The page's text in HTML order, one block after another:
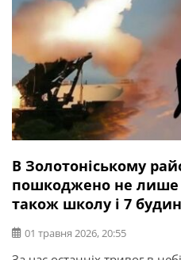
В Золотоніському
пошкоджено не лише
також школу і 7
01 травня 2026, 20:55